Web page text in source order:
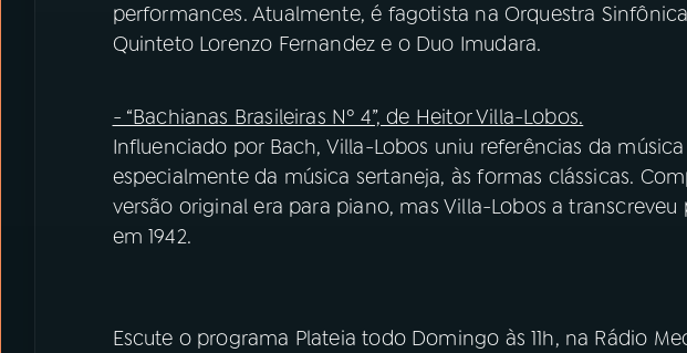
performances. Atualmente, é fagotista na Orquestra
Quinteto Lorenzo Fernandez e o Duo Imudara.
- “Bachianas Brasileiras Nº 4”, de Heitor Villa-Lobos.
Influenciado por Bach, Villa-Lobos uniu referências da
especialmente da música sertaneja, às formas clássicas.
versão original era para piano, mas Villa-Lobos a
em 1942.
Escute o programa Plateia todo Domingo às 11h, na Rádio